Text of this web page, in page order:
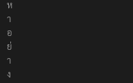
นื้
อ
ห
า
อ
ย่